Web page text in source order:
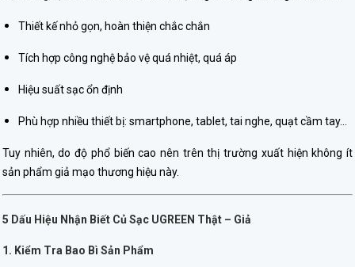
Thiết kế nhỏ gọn, hoàn thiện chắc chắn
Tích hợp công nghệ bảo vệ quá nhiệt, quá áp
Hiệu suất sạc ổn định
Phù hợp nhiều thiết bị: smartphone, tablet, tai nghe, quạt cầm tay…
Tuy nhiên, do độ phổ biến cao nên trên thị trường xuất hiện không ít
sản phẩm giả mạo thương hiệu này.
5 Dấu Hiệu Nhận Biết Củ Sạc UGREEN Thật – Giả
1. Kiểm Tra Bao Bì Sản Phẩm